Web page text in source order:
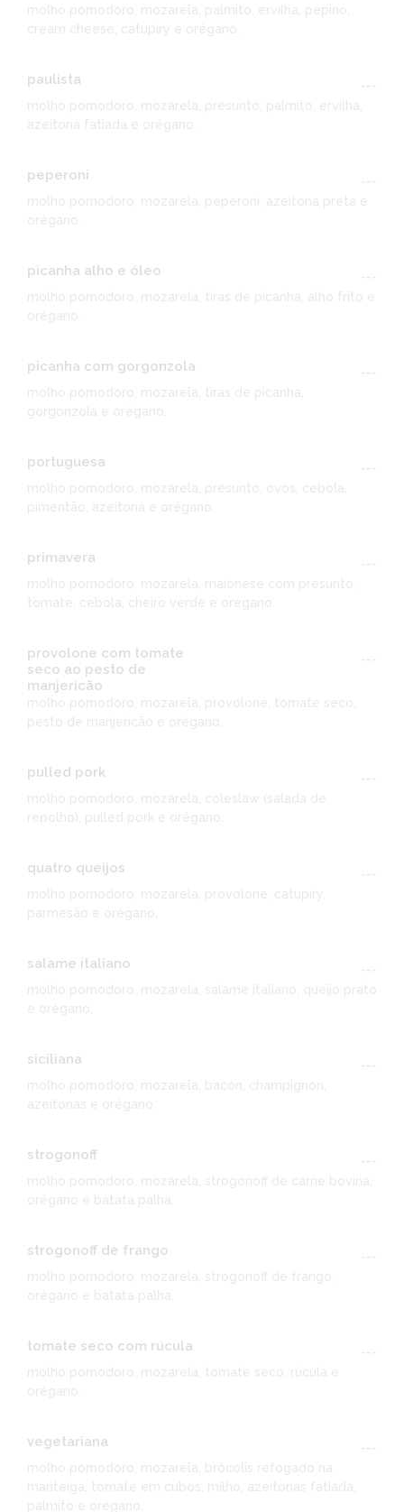
cream cheese, catupiry e orégano.
paulista
---
peperoni
---
picanha alho e óleo
---
molho pomodoro, mozarela, tiras de picanha, alho frito e
picanha com gorgonzola
---
molho pomodoro, mozarela, tiras de picanha,
portuguesa
---
molho pomodoro, mozarela, presunto, ovos, cebola,
primavera
---
molho pomodoro, mozarela, maionese com presunto,
tomate, cebola, cheiro verde e orégano.
provolone com tomate
seco ao pesto de
manjericão
---
molho pomodoro, mozarela, provolone, tomate seco,
pesto de manjericão e orégano.
pulled pork
---
molho pomodoro, mozarela, coleslaw (salada de
repolho), pulled pork e orégano.
quatro queijos
---
molho pomodoro, mozarela, provolone, catupiry,
salame italiano
---
siciliana
---
molho pomodoro, mozarela, bacon, champignon,
strogonoff
---
molho pomodoro, mozarela, strogonoff de carne bovina,
strogonoff de frango
---
molho pomodoro, mozarela, strogonoff de frango,
tomate seco com rúcula
---
molho pomodoro, mozarela, tomate seco, rúcula e
vegetariana
---
molho pomodoro, mozarela, brócolis refogado na
manteiga, tomate em cubos, milho, azeitonas fatiada,